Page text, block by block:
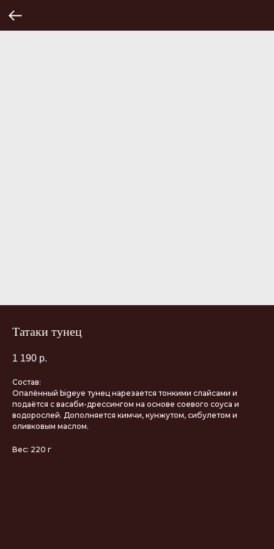
Татаки тунец
1 190 р.
Состав:
Опалённый bigeye тунец нарезается тонкими слайсами и
подаётся с васаби-дрессингом на основе соевого соуса и
водорослей. Дополняется кимчи, кунжутом, сибулетом и
оливковым маслом.
Вес: 220 г